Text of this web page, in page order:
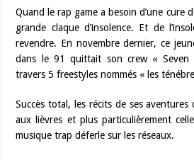
Quand le rap game a besoin d’une cure
grande claque d’insolence. Et de
revendre. En novembre dernier, ce
dans le 91 quittait son crew «
travers 5 freestyles nommés « les
Succès total, les récits de ses
aux lièvres et plus particulièrement
musique trap déferle sur les réseaux.